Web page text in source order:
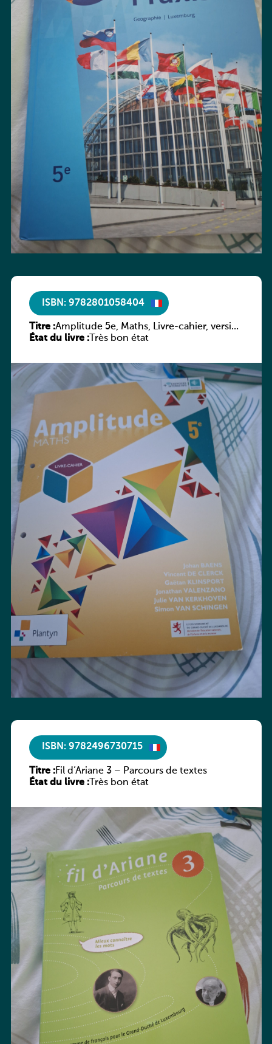
ISBN: 9782801058404
Titre :Amplitude 5e, Maths, Livre-cahier, version
luxembourgeoise
État du livre :Très bon état
ISBN: 9782496730715
Titre :Fil d’Ariane 3 – Parcours de textes
État du livre :Très bon état